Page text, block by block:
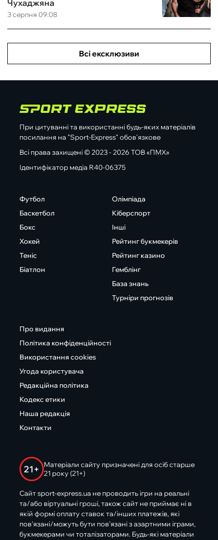
3 серпня 09:08
Чухаджяна
Всі ексклюзиви
При цитуванні та використанні будь-яких матеріалів
посилання на "Sport-Express" обов'язкове
Всі права захищені © 2023 - 2026 ТОВ «ПМХ»
Ідентифікатор медіа R40-06375
Футбол
Баскетбол
Бокс
Хокей
Теніс
Біатлон
Олімпіада
Кіберспорт
Інші
Рейтинг букмекерів
Рейтинг казино
Гемблінг
База знань
Турніри прогнозів
Про видання
Політика конфіденційності
Використання cookies
Угода користувача
Редакційна політика
Кодекс етики
Наша редакція
Контакти
21+
Матеріали сайту призначені для осіб старше
21 року (21+)
Сайт sport-express.ua не проводить ігри на реальні
та/або віртуальні гроші, також сайт не приймає ні в
якій формі оплату ставок та/інших платежів, які
пов’язані/можуть бути пов’язані з азартними іграми,
букмекерами чи тоталізаторами. Будь-які матеріали